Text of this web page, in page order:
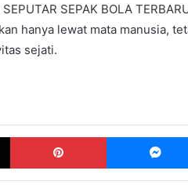
SEPAK BOLA
hanya lewat mata manusia,
sejati.
X Pinterest